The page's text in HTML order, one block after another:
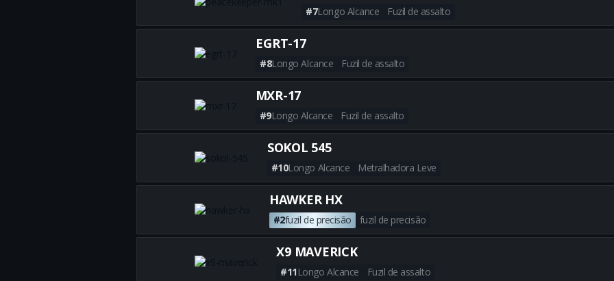
#7Longo Alcance
Fuzil de assalto
Obtenha todas as melhores
EGRT-17
#8Longo Alcance
Fuzil de assalto
Obtenha todas as melhores
MXR-17
#9Longo Alcance
Fuzil de assalto
Obtenha todas as melhores
SOKOL 545
#10Longo Alcance
Metralhadora Leve
Obtenha todas as melhores
HAWKER HX
#2fuzil de precisão
fuzil de precisão
Obtenha todas as melhores
X9 MAVERICK
#11 Longo Alcance
Fuzil de assalto